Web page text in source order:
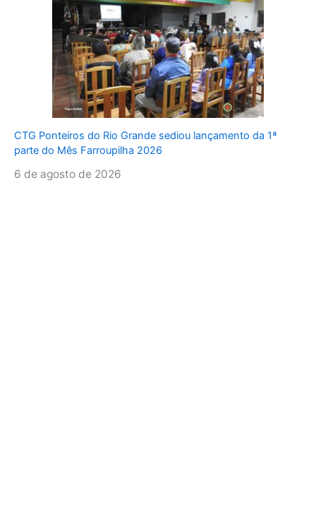
CTG Ponteiros do Rio Grande sediou lançamento da 1ª
parte do Mês Farroupilha 2026
6 de agosto de 2026